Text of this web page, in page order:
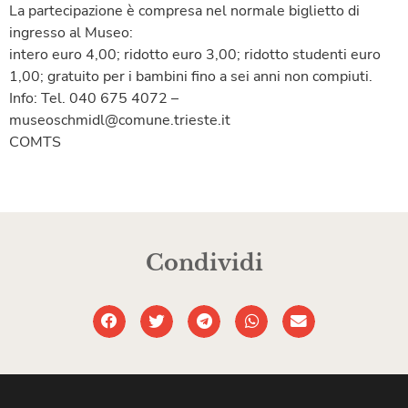
La partecipazione è compresa nel normale biglietto di
ingresso al Museo:
intero euro 4,00; ridotto euro 3,00; ridotto studenti euro
1,00; gratuito per i bambini fino a sei anni non compiuti.
Info: Tel. 040 675 4072 –
museoschmidl@comune.trieste.it
COMTS
Condividi